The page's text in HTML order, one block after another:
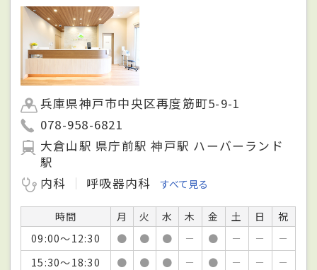
兵庫県神戸市中央区再度筋町5-9-1
078-958-6821
大倉山駅 県庁前駅 神戸駅 ハーバーランド
駅
内科
呼吸器内科 すべて見る
時間 月 火 水 木 金 土 日
祝
09:00～12:30
● ● ● － ● － －
－
15:30～18:30
● ● ● － ● － －
－